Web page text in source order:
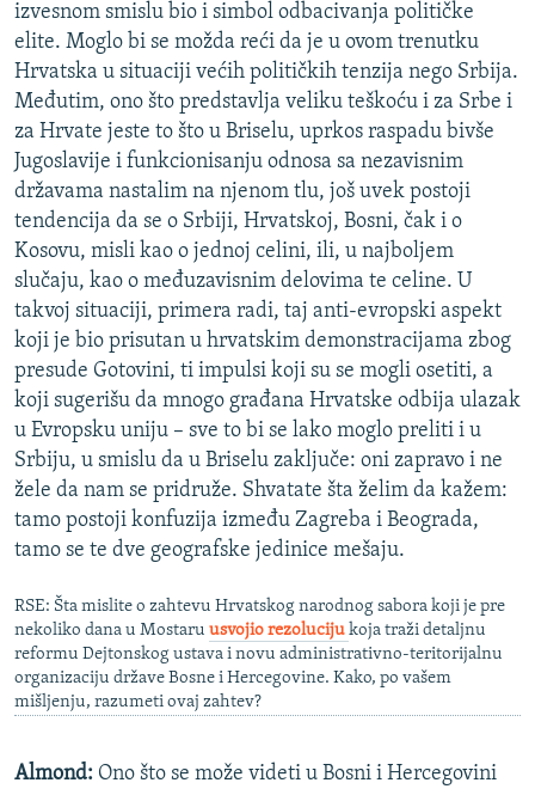
izvesnom smislu bio i simbol odbacivanja političke
elite. Moglo bi se možda reći da je u ovom trenutku
Hrvatska u situaciji većih političkih tenzija nego Srbija.
Međutim, ono što predstavlja veliku teškoću i za Srbe i
za Hrvate jeste to što u Briselu, uprkos raspadu bivše
Jugoslavije i funkcionisanju odnosa sa nezavisnim
državama nastalim na njenom tlu, još uvek postoji
tendencija da se o Srbiji, Hrvatskoj, Bosni, čak i o
Kosovu, misli kao o jednoj celini, ili, u najboljem
slučaju, kao o međuzavisnim delovima te celine. U
takvoj situaciji, primera radi, taj anti-evropski aspekt
koji je bio prisutan u hrvatskim demonstracijama zbog
presude Gotovini, ti impulsi koji su se mogli osetiti, a
koji sugerišu da mnogo građana Hrvatske odbija ulazak
u Evropsku uniju – sve to bi se lako moglo preliti i u
Srbiju, u smislu da u Briselu zaključe: oni zapravo i ne
žele da nam se pridruže. Shvatate šta želim da kažem:
tamo postoji konfuzija između Zagreba i Beograda,
tamo se te dve geografske jedinice mešaju.
RSE: Šta mislite o zahtevu Hrvatskog narodnog sabora koji je pre
nekoliko dana u Mostaru usvojio rezoluciju koja traži detaljnu
reformu Dejtonskog ustava i novu administrativno-teritorijalnu
organizaciju države Bosne i Hercegovine. Kako, po vašem
mišljenju, razumeti ovaj zahtev?
Almond: Ono što se može videti u Bosni i Hercegovini